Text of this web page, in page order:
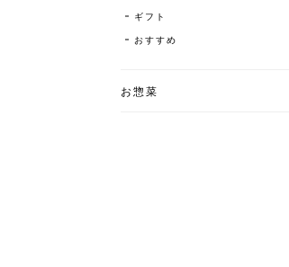
ギフト
おすすめ
お惣菜